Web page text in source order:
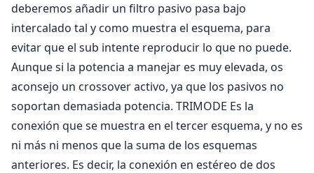
deberemos añadir un filtro pasivo pasa bajo
intercalado tal y como muestra el esquema, para
evitar que el sub intente reproducir lo que no puede.
Aunque si la potencia a manejar es muy elevada, os
aconsejo un crossover activo, ya que los pasivos no
soportan demasiada potencia. TRIMODE Es la
conexión que se muestra en el tercer esquema, y no es
ni más ni menos que la suma de los esquemas
anteriores. Es decir, la conexión en estéreo de dos